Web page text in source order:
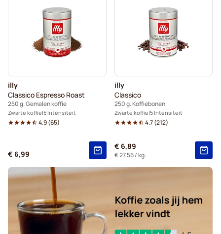
illy
Classico Espresso Roast
250 g. Gemalen koffie
Zwarte koffie 5 Intensiteit
4.9(65)
€ 6,99
illy
Classico
250 g. Koffiebonen
Zwarte koffie 5 Intensiteit
4.7(212)
€ 6,89
€ 27,56/ kg.